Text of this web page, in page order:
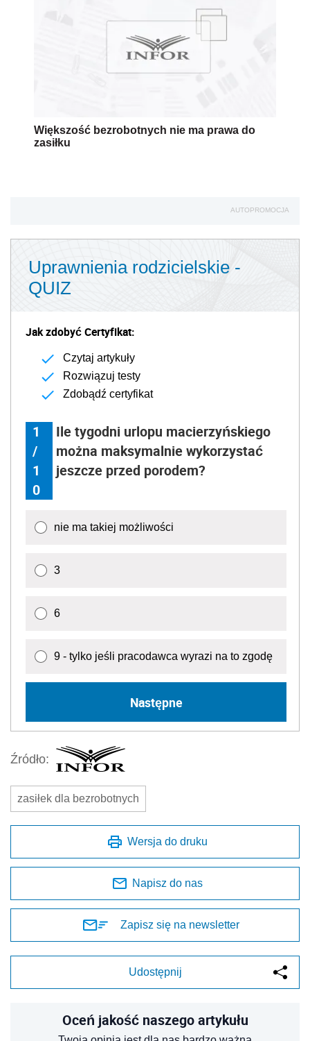
Większość bezrobotnych nie ma prawa do
zasiłku
AUTOPROMOCJA
Uprawnienia rodzicielskie -
QUIZ
Jak zdobyć Certyfikat:
Czytaj artykuły
Rozwiązuj testy
Zdobądź certyfikat
1
/
1
0
Ile tygodni urlopu macierzyńskiego
można maksymalnie wykorzystać
jeszcze przed porodem?
nie ma takiej możliwości
3
6
9 - tylko jeśli pracodawca wyrazi na to zgodę
Następne
Źródło:
zasiłek dla bezrobotnych
Wersja do druku
Napisz do nas
Zapisz się na newsletter
Udostępnij
Oceń jakość naszego artykułu